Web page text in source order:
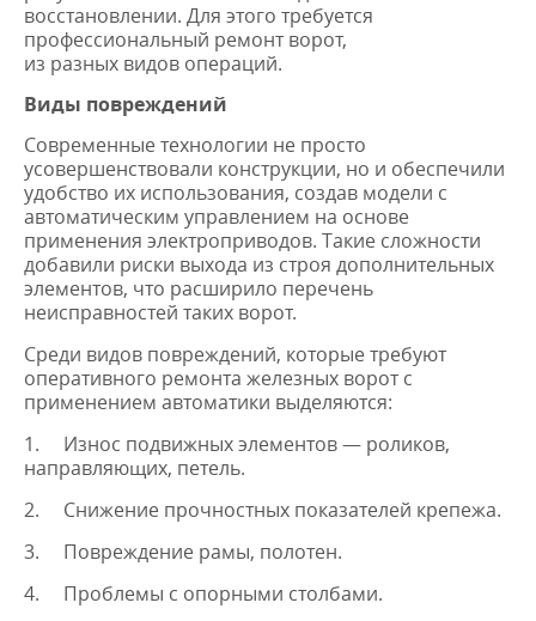
восстановлении. Для этого требуется
профессиональный ремонт ворот,
из разных видов операций.
Виды повреждений
Современные технологии не просто
усовершенствовали конструкции, но и обеспечили
удобство их использования, создав модели с
автоматическим управлением на основе
применения электроприводов. Такие сложности
добавили риски выхода из строя дополнительных
элементов, что расширило перечень
неисправностей таких ворот.
Среди видов повреждений, которые требуют
оперативного ремонта железных ворот с
применением автоматики выделяются:
1. Износ подвижных элементов — роликов,
направляющих, петель.
2. Снижение прочностных показателей крепежа.
3. Повреждение рамы, полотен.
4. Проблемы с опорными столбами.